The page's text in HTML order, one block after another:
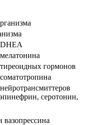
гормонов
серотонин,
вазопрессина